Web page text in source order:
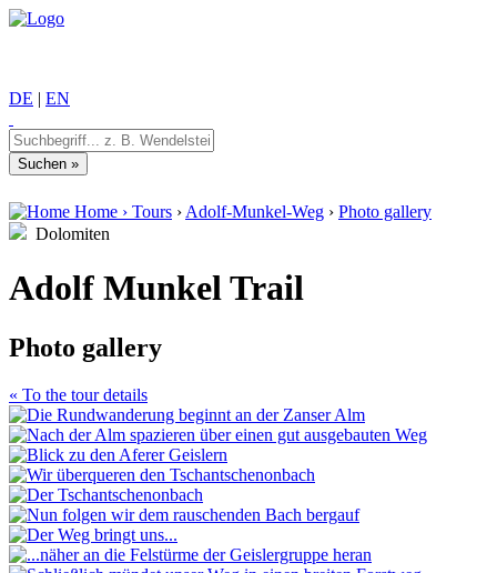
DE | EN
Home › Tours › Adolf-Munkel-Weg › Photo gallery
Dolomiten
Adolf Munkel Trail
Photo gallery
« To the tour details